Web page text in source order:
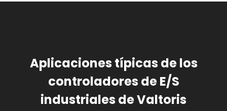
Aplicaciones típicas de los
controladores de E/S
industriales de Valtoris